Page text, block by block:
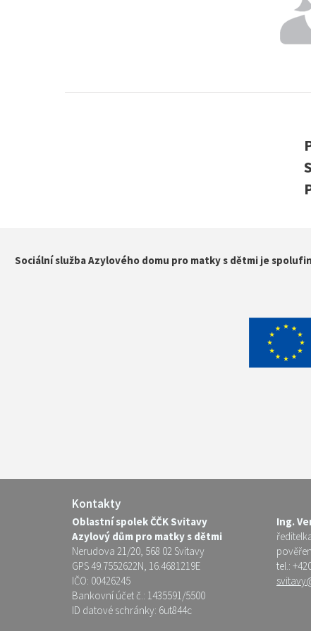
Sociální služba Azylového domu pro matky s dětmi je
Kontakty
Oblastní spolek ČČK Svitavy
Azylový dům pro matky s dětmi
Nerudova 21/20, 568 02 Svitavy
GPS 49.7552622N, 16.4681219E
IČO: 00426245
Bankovní účet č.: 1435591/5500
ID datové schránky: 6ut844c
Ing.
tel.: